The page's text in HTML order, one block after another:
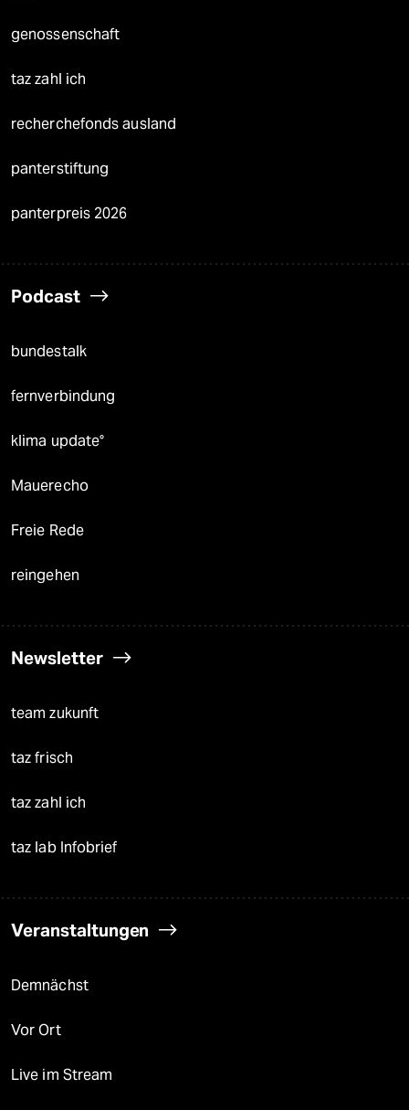
genossenschaft
taz zahl ich
recherchefonds ausland
panterstiftung
panterpreis 2026
Podcast
bundestalk
fernverbindung
klima update°
Mauerecho
Freie Rede
reingehen
Newsletter
team zukunft
taz frisch
taz zahl ich
taz lab Infobrief
Veranstaltungen
Demnächst
Vor Ort
Live im Stream